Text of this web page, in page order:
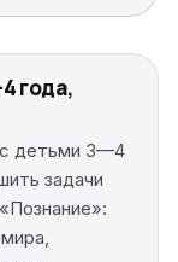
года,
с детьми 3—4
задачи